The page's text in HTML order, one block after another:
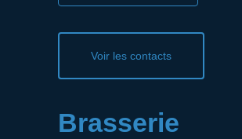
Voir les contacts
Brasserie